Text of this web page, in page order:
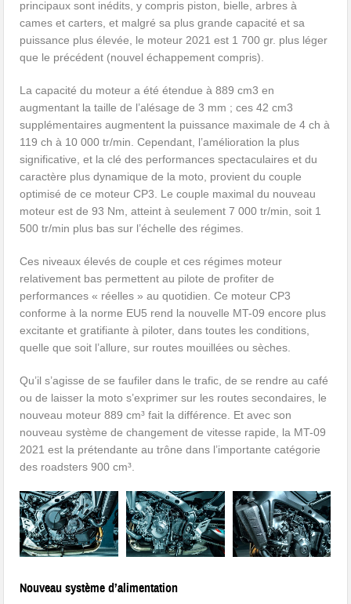
principaux sont inédits, y compris piston, bielle, arbres à
cames et carters, et malgré sa plus grande capacité et sa
puissance plus élevée, le moteur 2021 est 1 700 gr. plus léger
que le précédent (nouvel échappement compris).
La capacité du moteur a été étendue à 889 cm3 en
augmentant la taille de l’alésage de 3 mm ; ces 42 cm3
supplémentaires augmentent la puissance maximale de 4 ch à
119 ch à 10 000 tr/min. Cependant, l’amélioration la plus
significative, et la clé des performances spectaculaires et du
caractère plus dynamique de la moto, provient du couple
optimisé de ce moteur CP3. Le couple maximal du nouveau
moteur est de 93 Nm, atteint à seulement 7 000 tr/min, soit 1
500 tr/min plus bas sur l’échelle des régimes.
Ces niveaux élevés de couple et ces régimes moteur
relativement bas permettent au pilote de profiter de
performances « réelles » au quotidien. Ce moteur CP3
conforme à la norme EU5 rend la nouvelle MT-09 encore plus
excitante et gratifiante à piloter, dans toutes les conditions,
quelle que soit l’allure, sur routes mouillées ou sèches.
Qu’il s’agisse de se faufiler dans le trafic, de se rendre au café
ou de laisser la moto s’exprimer sur les routes secondaires, le
nouveau moteur 889 cm³ fait la différence. Et avec son
nouveau système de changement de vitesse rapide, la MT-09
2021 est la prétendante au trône dans l’importante catégorie
des roadsters 900 cm³.
Nouveau système d’alimentation